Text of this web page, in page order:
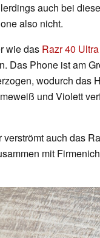
auch bei
also nicht.
wie das Razr 40 Ultra
Das Phone ist am
wodurch das
und Violett
auch das
mit